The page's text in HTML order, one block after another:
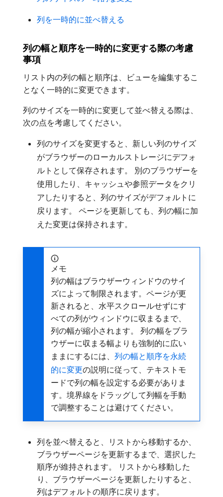
列を一時的に並べ替える
列の幅と順序を一時的に変更する際の考慮
事項
リスト内の列の幅と順序は、ビューを編集するこ
となく一時的に変更できます。
列のサイズを一時的に変更して並べ替える際は、
次の点を考慮してください。
列のサイズを変更すると、新しい列のサイズ
がブラウザーのローカルストレージにデフォ
ルトとして保存されます。 別のブラウザーを
使用したり、キャッシュや参照データをクリ
アしたりすると、列のサイズがデフォルトに
戻ります。 ページを更新しても、列の幅に加
えた変更は保持されます。
メモ
列の幅はブラウザーウィンドウのサイ
ズによって制限されます。ページが更
新されると、水平スクロールせずにす
べての列がウィンドウに収まるまで、
列の幅が縮小されます。 列の幅をブラ
ウザーに収まる幅よりも強制的に広い
ままにするには、 列の幅と順序を永続
的に変更の説明に従って、テキストモ
ードで列の幅を設定する必要がありま
す。境界線をドラッグして列幅を手動
で調整することは避けてください。
列を並べ替えると、リストから移動するか、
ブラウザーページを更新するまで、選択した
順序が維持されます。 リストから移動した
り、ブラウザーページを更新したりすると、
列はデフォルトの順序に戻ります。